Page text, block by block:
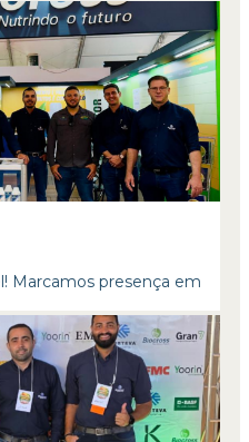
Marcamos presença em